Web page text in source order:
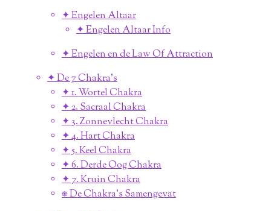
✦ Engelen Altaar
✦ Engelen Altaar Info
✦ Engelen en de Law Of Attraction
✦ De 7 Chakra's
✦ 1. Wortel Chakra
✦ 2. Sacraal Chakra
✦ 3. Zonnevlecht Chakra
✦ 4. Hart Chakra
✦ 5. Keel Chakra
✦ 6. Derde Oog Chakra
✦ 7. Kruin Chakra
⎈ De Chakra's Samengevat